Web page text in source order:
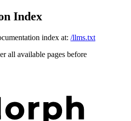
Index
index at: /llms.txt
all available pages before